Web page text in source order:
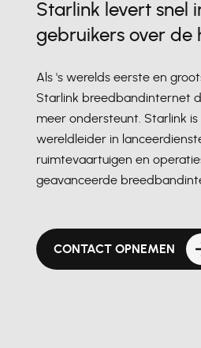
Starlink levert snel
gebruikers over de
Als 's werelds eerste en
Starlink breedbandinternet
meer ondersteunt. Starlink
wereldleider in
ruimtevaartuigen en
geavanceerde
CONTACT OPNEMEN